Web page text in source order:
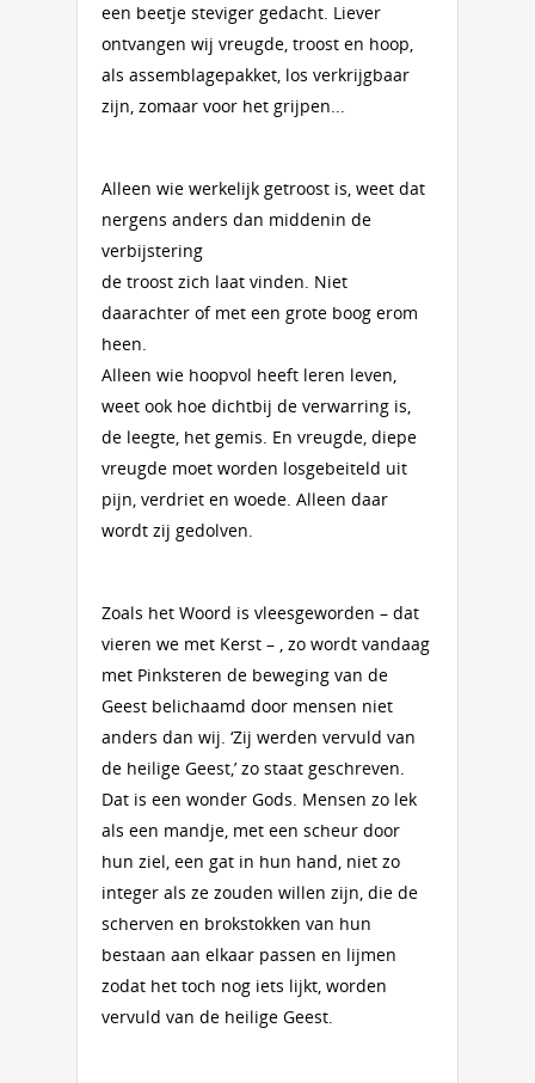
een beetje steviger gedacht. Liever
ontvangen wij vreugde, troost en hoop,
als assemblagepakket, los verkrijgbaar
zijn, zomaar voor het grijpen...
Alleen wie werkelijk getroost is, weet dat
nergens anders dan middenin de
verbijstering
de troost zich laat vinden. Niet
daarachter of met een grote boog erom
heen.
Alleen wie hoopvol heeft leren leven,
weet ook hoe dichtbij de verwarring is,
de leegte, het gemis. En vreugde, diepe
vreugde moet worden losgebeiteld uit
pijn, verdriet en woede. Alleen daar
wordt zij gedolven.
Zoals het Woord is vleesgeworden – dat
vieren we met Kerst – , zo wordt vandaag
met Pinksteren de beweging van de
Geest belichaamd door mensen niet
anders dan wij. ‘Zij werden vervuld van
de heilige Geest,’ zo staat geschreven.
Dat is een wonder Gods. Mensen zo lek
als een mandje, met een scheur door
hun ziel, een gat in hun hand, niet zo
integer als ze zouden willen zijn, die de
scherven en brokstokken van hun
bestaan aan elkaar passen en lijmen
zodat het toch nog iets lijkt, worden
vervuld van de heilige Geest.